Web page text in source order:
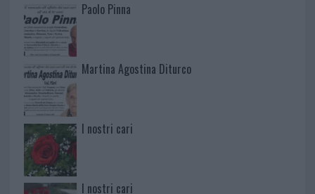
Paolo Pinna
Martina Agostina Diturco
I nostri cari
I nostri cari